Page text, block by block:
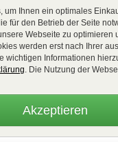
Sicher Einkaufen mit
Trusted Shops und
Geld-zurück-Garantie.
lückenlos verschlüsselt
übertragen.
PCI-zertifiziert.
um Ihnen ein optimales
für den Betrieb der Seite
Webseite zu optimieren
werden erst nach Ihrer
wichtigen Informationen
. Die Nutzung der
Akzeptieren